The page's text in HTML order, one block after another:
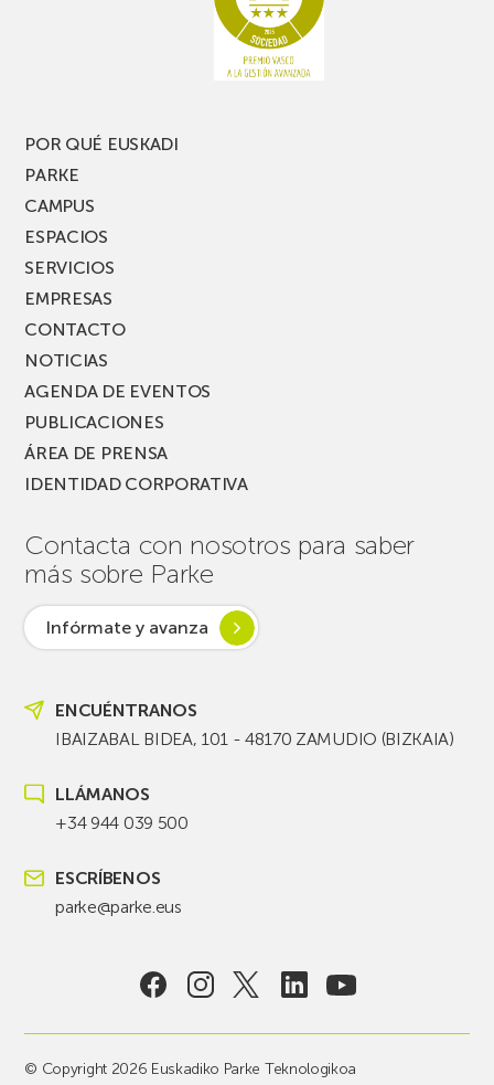
POR QUÉ EUSKADI
PARKE
CAMPUS
ESPACIOS
SERVICIOS
EMPRESAS
CONTACTO
NOTICIAS
AGENDA DE EVENTOS
PUBLICACIONES
ÁREA DE PRENSA
IDENTIDAD CORPORATIVA
Contacta con nosotros para saber
más sobre Parke
Infórmate y avanza
ENCUÉNTRANOS
IBAIZABAL BIDEA, 101 - 48170 ZAMUDIO (BIZKAIA)
LLÁMANOS
+34 944 039 500
ESCRÍBENOS
parke@parke.eus
© Copyright 2026 Euskadiko Parke Teknologikoa